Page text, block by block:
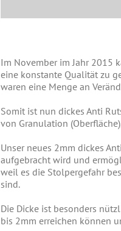
Im November im Jahr 2015
eine konstante Qualität zu
waren eine Menge an
Somit ist nun dickes Anti
von Granulation
Unser neues 2mm dickes
aufgebracht wird und
weil es die Stolpergefahr
sind.
Die Dicke ist besonders
bis 2mm erreichen können